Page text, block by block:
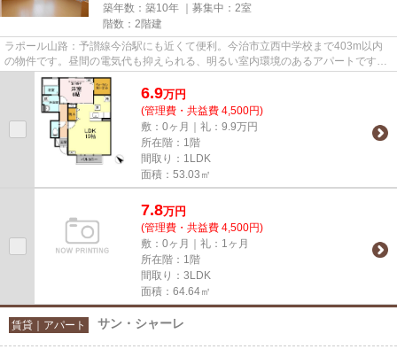
築年数：築10年 ｜募集中： 2室
階数：2階建
ラポール山路：予讃線今治駅にも近くて便利。今治市立西中学校まで403m以内
の物件です。昼間の電気代も抑えられる、明るい室内環境のあるアパートです。
こちらの物件はアパートです。...
6.9万円
(管理費・共益費 4,500円)
敷：0ヶ月｜礼：9.9万円
所在階：1階
間取り：1LDK
面積：53.03㎡
7.8万円
(管理費・共益費 4,500円)
敷：0ヶ月｜礼：1ヶ月
所在階：1階
間取り：3LDK
面積：64.64㎡
賃貸｜アパート サン・シャーレ